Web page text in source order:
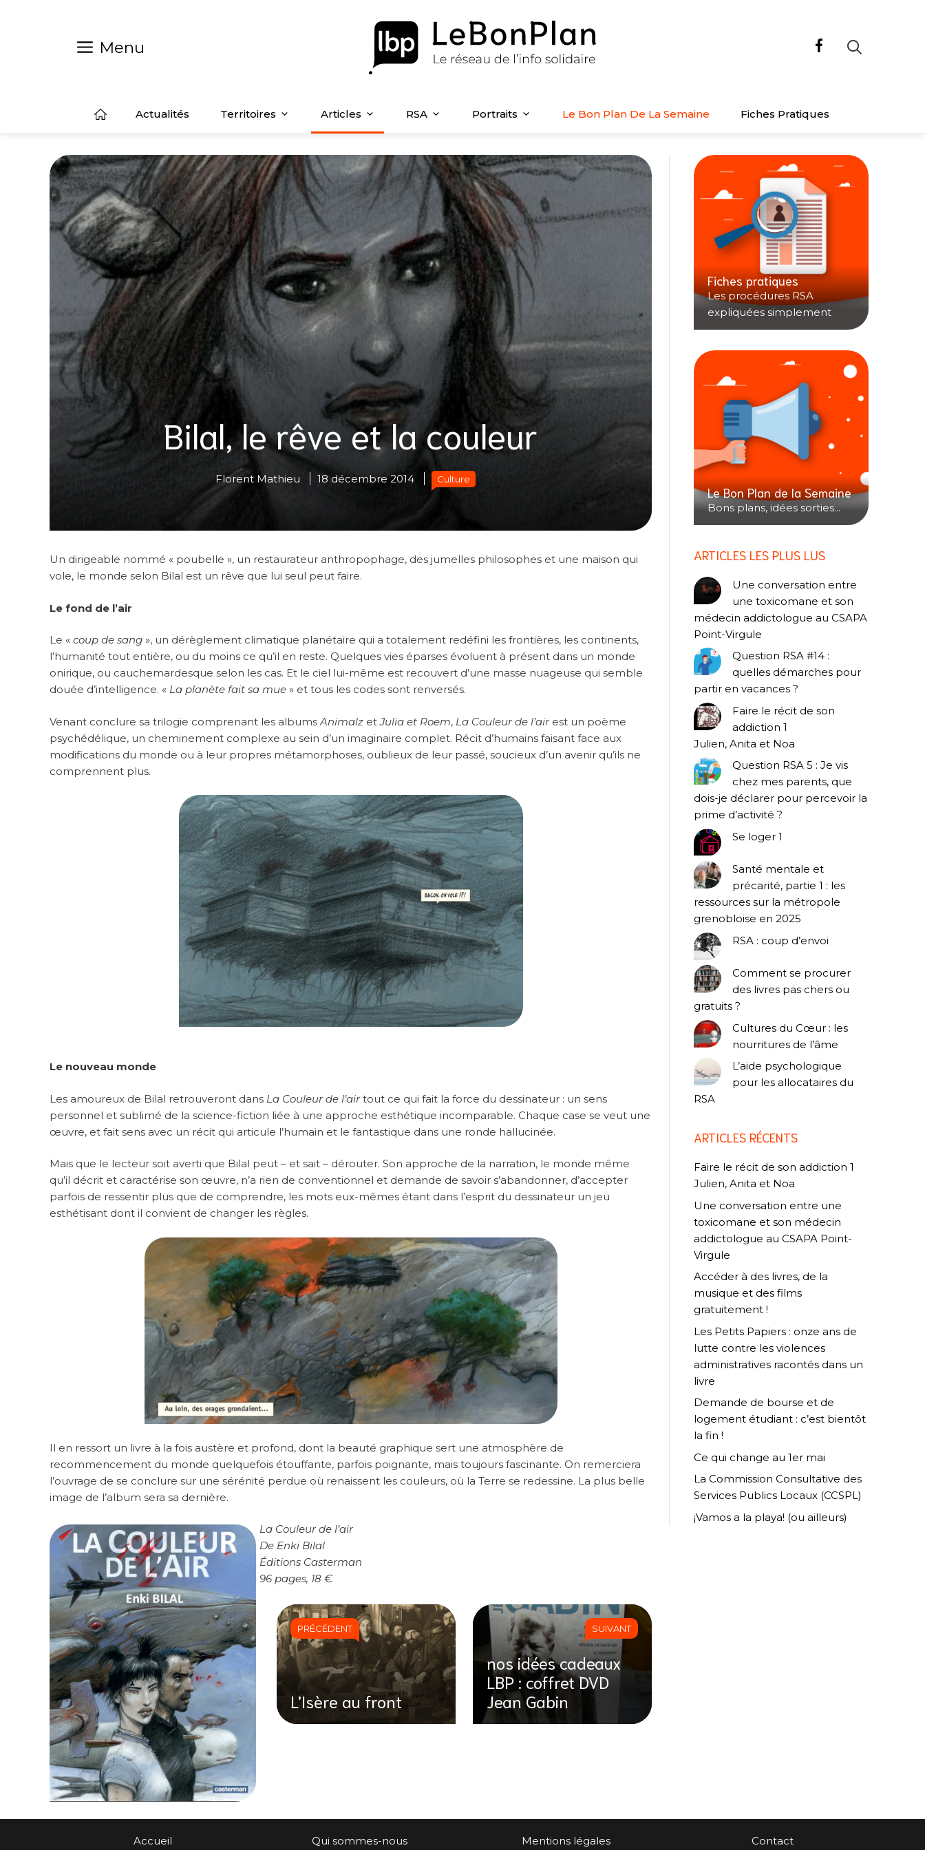
Menu
Actualités Territoires Articles RSA Portraits Le Bon Plan De La Semaine Fiches Pratiques
Bilal, le rêve et la couleur
Florent Mathieu 18 décembre 2014 Culture
Un dirigeable nommé « poubelle », un restaurateur anthropophage, des jumelles philosophes et une maison qui
vole, le monde selon Bilal est un rêve que lui seul peut faire.
Le fond de l’air
Le « coup de sang », un dérèglement climatique planétaire qui a totalement redéfini les frontières, les continents,
l’humanité tout entière, ou du moins ce qu’il en reste. Quelques vies éparses évoluent à présent dans un monde
onirique, ou cauchemardesque selon les cas. Et le ciel lui-même est recouvert d’une masse nuageuse qui semble
douée d’intelligence. « La planète fait sa mue » et tous les codes sont renversés.
Venant conclure sa trilogie comprenant les albums Animalz etJulia et Roem, La Couleur de l’airest un poème
psychédélique, un cheminement complexe au sein d’un imaginaire complet. Récit d’humains faisant face aux
modifications du monde ou à leur propres métamorphoses, oublieux de leur passé, soucieux d’un avenir qu’ils ne
comprennent plus.
Le nouveau monde
Les amoureux de Bilal retrouveront dans La Couleur de l’airtout ce qui fait la force du dessinateur : un sens
personnel et sublimé de la science-fiction liée à une approche esthétique incomparable. Chaque case se veut une
œuvre, et fait sens avec un récit qui articule l’humain et le fantastique dans une ronde hallucinée.
Mais que le lecteur soit averti que Bilal peut – et sait – dérouter. Son approche de la narration, le monde même
qu’il décrit et caractérise son œuvre, n’a rien de conventionnel et demande de savoir s’abandonner, d’accepter
parfois de ressentir plus que de comprendre, les mots eux-mêmes étant dans l’esprit du dessinateur un jeu
esthétisant dont il convient de changer les règles.
Il en ressort un livre à la fois austère et profond, dont la beauté graphique sert une atmosphère de
recommencement du monde quelquefois étouffante, parfois poignante, mais toujours fascinante. On remerciera
l’ouvrage de se conclure sur une sérénité perdue où renaissent les couleurs, où la Terre se redessine. La plus belle
image de l’album sera sa dernière.
La Couleur de l’air
De Enki Bilal
Éditions Casterman
96 pages, 18 €
PRÉCÉDENT
L’Isère au front
SUIVANT
nos idées cadeaux
LBP : coffret DVD
Jean Gabin
Fiches pratiques
Les procédures RSA
expliquées simplement
Le Bon Plan de la Semaine
Bons plans, idées sorties...
ARTICLES LES PLUS LUS
Une conversation entre
une toxicomane et son
médecin addictologue au CSAPA
Point-Virgule
Question RSA #14 :
quelles démarches pour
partir en vacances ?
Faire le récit de son
addiction 1
Julien, Anita et Noa
Question RSA 5 : Je vis
chez mes parents, que
dois-je déclarer pour percevoir la
prime d’activité ?
Se loger 1
Santé mentale et
précarité, partie 1 : les
ressources sur la métropole
grenobloise en 2025
RSA : coup d’envoi
Comment se procurer
des livres pas chers ou
gratuits ?
Cultures du Cœur : les
nourritures de l’âme
L’aide psychologique
pour les allocataires du
RSA
ARTICLES RÉCENTS
Faire le récit de son addiction 1
Julien, Anita et Noa
Une conversation entre une
toxicomane et son médecin
addictologue au CSAPA Point-
Virgule
Accéder à des livres, de la
musique et des films
gratuitement !
Les Petits Papiers : onze ans de
lutte contre les violences
administratives racontés dans un
livre
Demande de bourse et de
logement étudiant : c’est bientôt
la fin !
Ce qui change au 1er mai
La Commission Consultative des
Services Publics Locaux (CCSPL)
¡Vamos a la playa! (ou ailleurs)
Accueil Qui sommes-nous Mentions légales Contact